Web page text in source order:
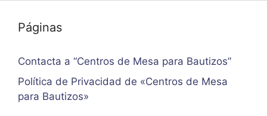
Páginas
Contacta a “Centros de Mesa para Bautizos”
Política de Privacidad de «Centros de Mesa
para Bautizos»